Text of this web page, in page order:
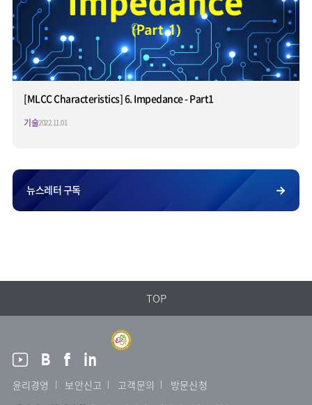
[MLCC Characteristics] 6. Impedance - Part1
기술2022.11.01
뉴스레터 구독
TOP
윤리경영 보안신고 고객문의
방문신청